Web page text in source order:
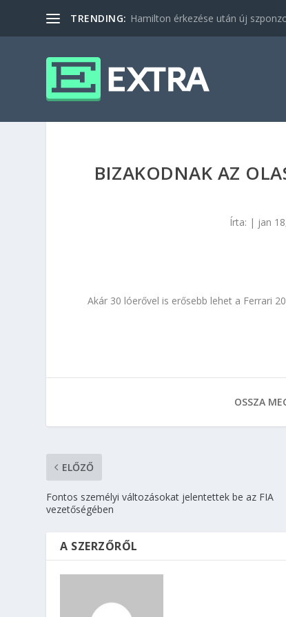
TRENDING: Hamilton érkezése után új
BIZAKODNAK AZ
Írta: | jan
Akár 30 lóerővel is erősebb lehet a Ferrari
OSSZA
ELŐZŐ
Fontos személyi változásokat jelentettek be az FIA
vezetőségében
A SZERZŐRŐL